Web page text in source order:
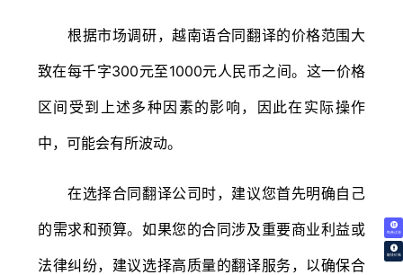
免费试译
翻译价格
根据市场调研，越南语合同翻译的价格范围大
致在每千字300元至1000元人民币之间。这一价格
区间受到上述多种因素的影响，因此在实际操作
中，可能会有所波动。
在选择合同翻译公司时，建议您首先明确自己
的需求和预算。如果您的合同涉及重要商业利益或
法律纠纷，建议选择高质量的翻译服务，以确保合